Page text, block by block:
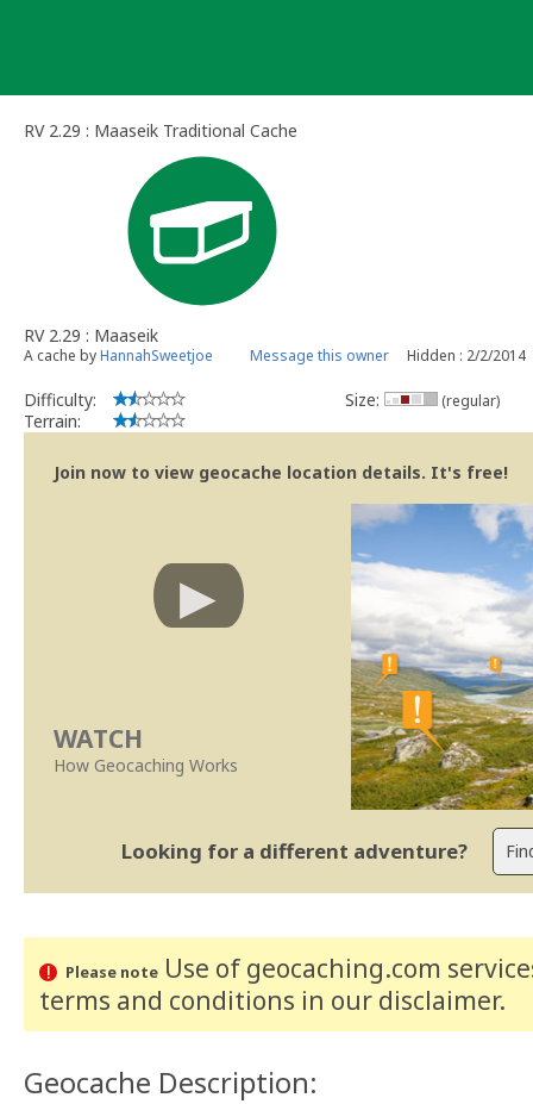
RV 2.29 : Maaseik Traditional Cache
RV 2.29 : Maaseik
A cache byHannahSweetjoe Message this owner Hidden : 2/2/2014
Difficulty:
Terrain:
Size: (regular)
Join now to view geocache location details. It's free!
WATCH
How Geocaching Works
Looking for a different adventure?
Please noteUse of geocaching.com
terms and conditions in our disclaimer.
Geocache Description: